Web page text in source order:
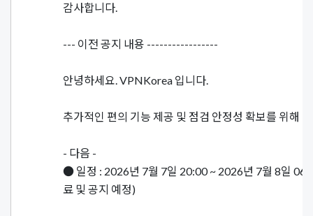
감사합니다.
--- 이전 공지 내용 -----------------
안녕하세요. VPNKorea 입니다.
추가적인 편의 기능 제공 및 점검 안정성 확보를 위해
- 다음 -
● 일정 : 2026년 7월 7일 20:00 ~ 2026년 7월 8일
료 및 공지 예정)